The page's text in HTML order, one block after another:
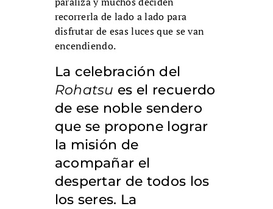
recorrerla de lado a lado para
disfrutar de esas luces que se van
encendiendo.
La celebración del
Rohatsu es el recuerdo
de ese noble sendero
que se propone lograr
la misión de
acompañar el
despertar de todos los
los seres. La